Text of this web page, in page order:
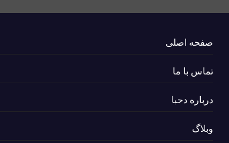
صفحه اصلی
تماس با ما
درباره دحبا
وبلاگ